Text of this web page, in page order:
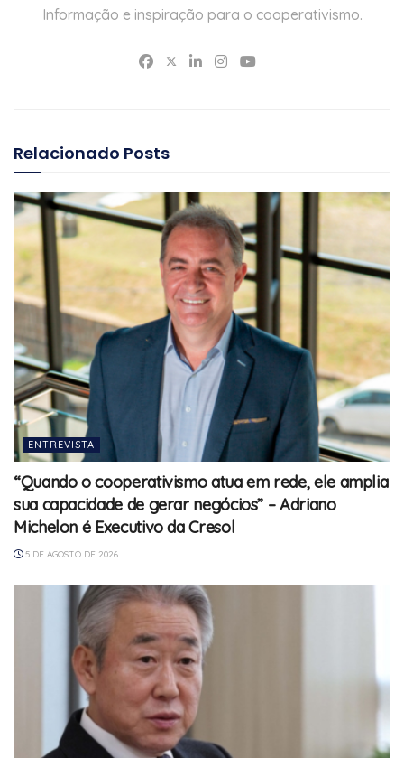
Informação e inspiração para o cooperativismo.
Relacionado Posts
ENTREVISTA
“Quando o cooperativismo atua em rede, ele amplia
sua capacidade de gerar negócios” – Adriano
Michelon é Executivo da Cresol
5 DE AGOSTO DE 2026